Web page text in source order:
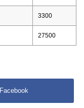
3300
27500
Facebook